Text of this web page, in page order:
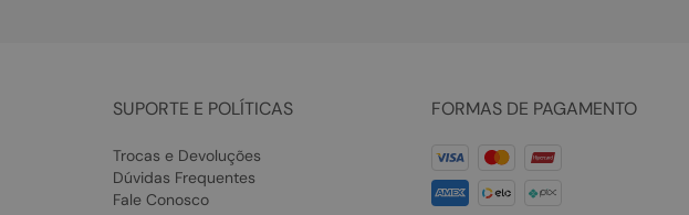
SUPORTE E POLÍTICAS
Trocas e Devoluções
Dúvidas Frequentes
Fale Conosco
FORMAS DE PAGAMENTO